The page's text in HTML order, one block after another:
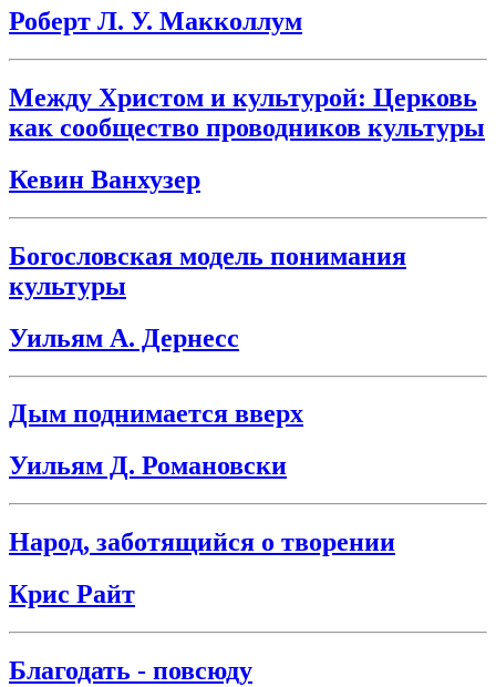
Роберт Л. У. Макколлум
Между Христом и культурой: Церковь
как сообщество проводников культуры
Кевин Ванхузер
Богословская модель понимания
культуры
Уильям А. Дернесс
Дым поднимается вверх
Уильям Д. Романовски
Народ, заботящийся о творении
Крис Райт
Благодать - повсюду